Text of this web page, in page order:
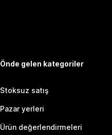
Önde gelen kategoriler
Stoksuz satış
Pazar yerleri
Ürün değerlendirmeleri